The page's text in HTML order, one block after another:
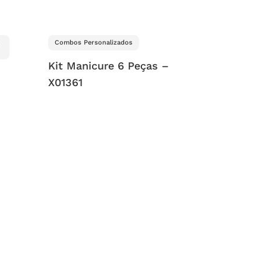
Combos Personalizados
Kit Manicure 6 Peças –
X01361